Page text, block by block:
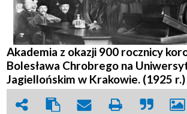
Akademia z okazji 900 rocznicy
Bolesława Chrobrego na
Jagiellońskim w Krakowie. (1925 r.)